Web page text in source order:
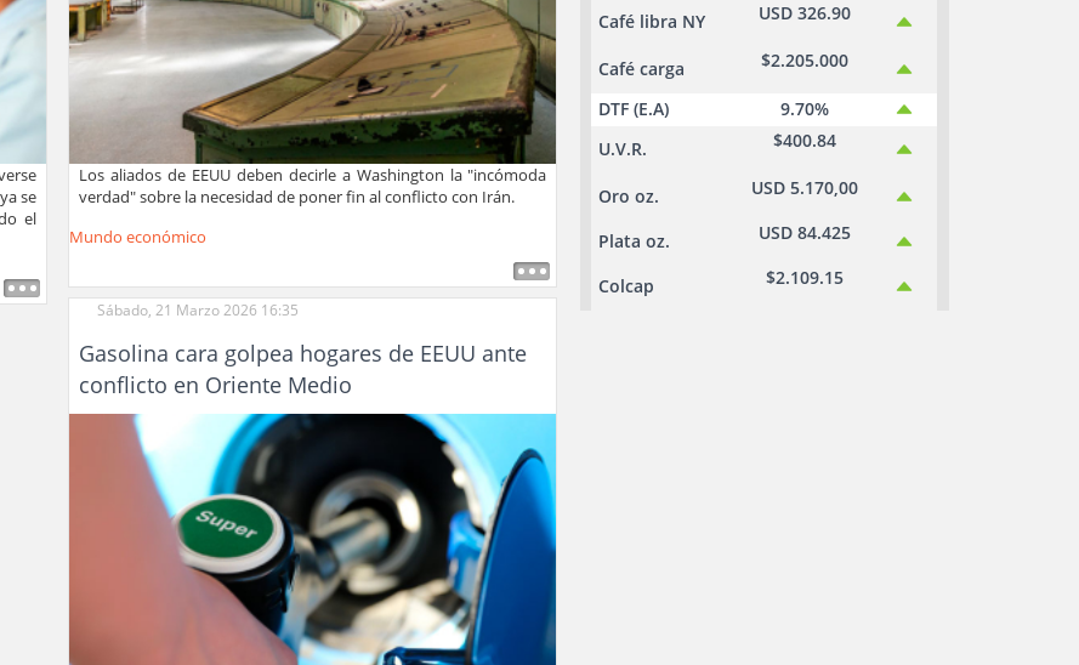
se
el
Los aliados de EEUU deben decirle a Washington la "incómoda
verdad" sobre la necesidad de poner fin al conflicto con Irán.
Mundo económico
Sábado, 21 Marzo 2026 16:35
Gasolina cara golpea hogares de EEUU ante
conflicto en Oriente Medio
Café libra NY USD 326.90
Café carga $2.205.000
DTF (E.A)
9.70%
U.V.R.
$400.84
Oro oz. USD 5.170,00
Plata oz. USD 84.425
Colcap $2.109.15